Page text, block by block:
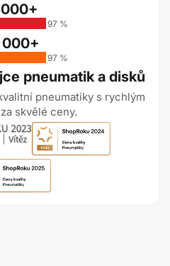
pneumatik a disků
pneumatiky s rychlým
skvělé ceny.
97 %
97 %